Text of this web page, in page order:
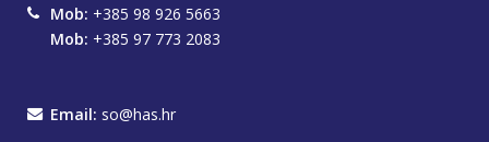
Mob: +385 98 926 5663
Mob: +385 97 773 2083
Email: so@has.hr